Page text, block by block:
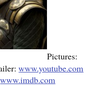
Pictures:
www.youtube.com
www.imdb.com